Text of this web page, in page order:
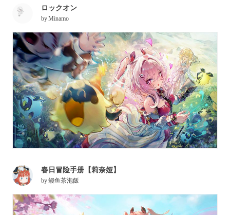
ロックオン
byMinamo
春日冒险手册【莉奈娅】
by鳗鱼茶泡飯